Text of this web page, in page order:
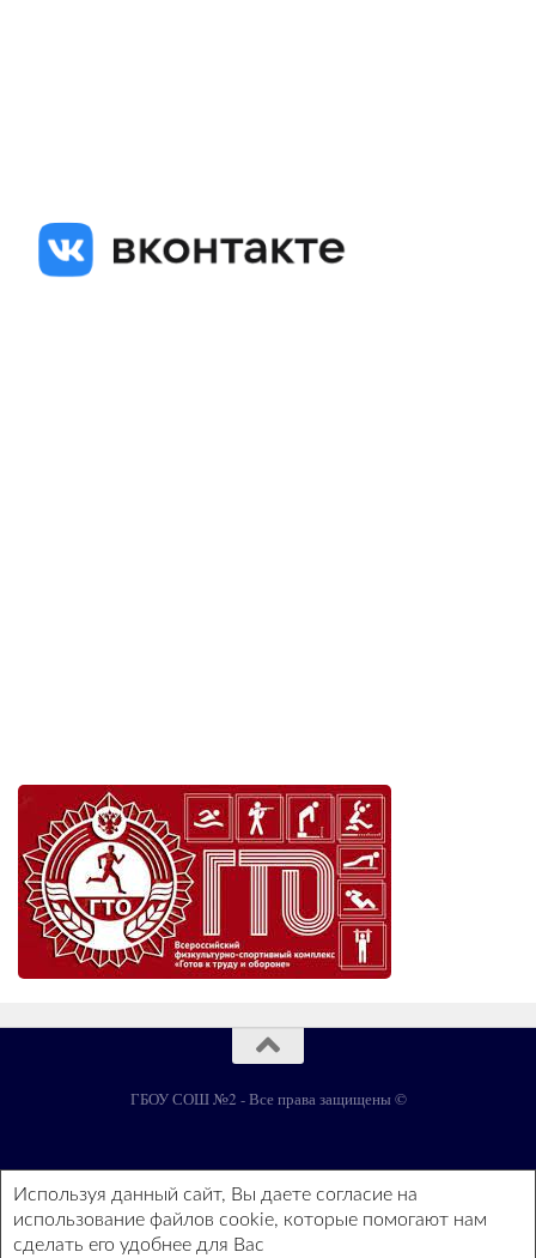
ГБОУ СОШ №2 - Все права защищены ©
Используя данный сайт, Вы даете согласие на
использование файлов cookie, которые помогают нам
сделать его удобнее для Вас